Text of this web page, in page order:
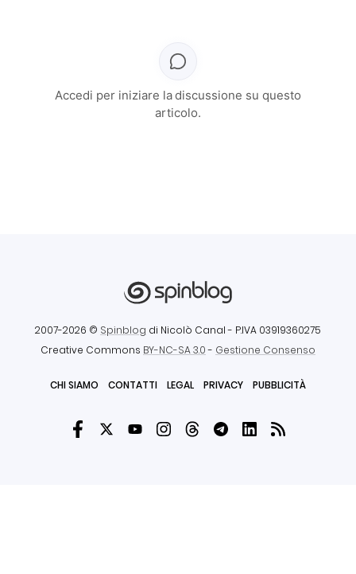
Accedi per iniziare la discussione su questo
articolo.
2007-2026 © Spinblog di Nicolò Canal - P.IVA 03919360275
Creative Commons BY-NC-SA 3.0- Gestione Consenso
CHI SIAMO CONTATTI LEGAL PRIVACY PUBBLICITÀ